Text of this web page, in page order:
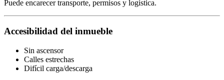
Puede encarecer transporte, permisos y logística.
Accesibilidad del inmueble
Sin ascensor
Calles estrechas
Difícil carga/descarga